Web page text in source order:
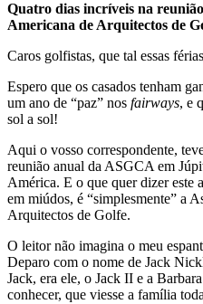
Quatro dias incríveis na
Americana de Arquitectos de
Caros golfistas, que tal essas
Espero que os casados tenham
um ano de “paz” nos fairways, e
sol a sol!
Aqui o vosso correspondente,
reunião anual da ASGCA em
América. E o que quer dizer este
em miúdos, é “simplesmente” a
Arquitectos de Golfe.
O leitor não imagina o meu
Deparo com o nome de Jack
Jack, era ele, o Jack II e a
conhecer, que viesse a família